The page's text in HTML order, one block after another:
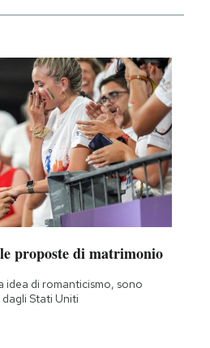
proposte di matrimonio
idea di romanticismo, sono
Stati Uniti